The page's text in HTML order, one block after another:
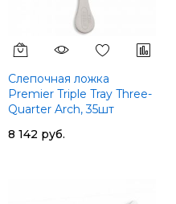
Слепочная ложка
Premier Triple Tray Three-
Quarter Arch, 35шт
8 142 руб.